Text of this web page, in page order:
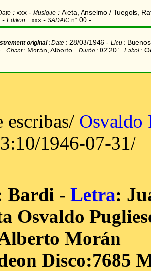
: xxx - Musique : Aieta, Anselmo / Tuegols,
- Edition : xxx - SADAIC n° 00 -
original: Date : 28/03/1946 - Lieu :
- Chant: Morán, Alberto - Durée : 02'20" - Label :
escribas/ Osvaldo
1946-07-31/
Bardi - Letra:
Osvaldo
Morán
Disco:7685